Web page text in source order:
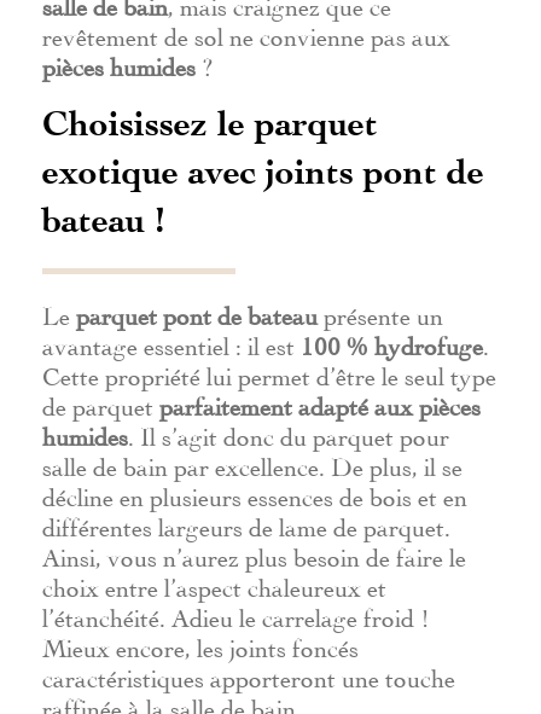
salle de bain , mais craignez que ce
revêtement de sol ne convienne pas aux
pièces humides ?
Choisissez le parquet
exotique avec joints pont de
bateau !
Le parquet pont de bateau présente un
avantage essentiel : il est 100 % hydrofuge
Cette propriété lui permet d’être le seul type
de parquet parfaitement adapté aux pièces
humides . Il s’agit donc du parquet pour
salle de bain par excellence. De plus, il se
décline en plusieurs essences de bois et en
différentes largeurs de lame de parquet.
Ainsi, vous n’aurez plus besoin de faire le
choix entre l’aspect chaleureux et
l’étanchéité. Adieu le carrelage froid !
Mieux encore, les joints foncés
caractéristiques apporteront une touche
raffinée à la salle de bain.